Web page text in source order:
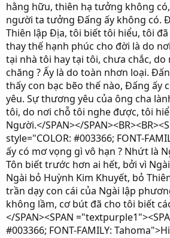
hằng hữu, thiên hạ tưởng không
người ta tưởng Ðấng ấy không có.
Thiên lập Ðịa, tôi biết tôi hiểu, tôi
thay thế hạnh phúc cho đời là do
tại nhà tôi hay tại tôi, chưa chắc, do
chăng ? Ấy là do toàn nhơn loại.
thấy con bạc bẽo thế nào, Ðấng ấy
yêu. Sự thương yêu của ông cha
tôi, do nơi chỗ tôi nghe được, tôi
Người.</SPAN></
style="COLOR: #003366; FONT-
ấy có mơ vọng gì vô hạn ? Nhứt là
Tôn biết trước hơn ai hết, bởi vì
Ngài bỏ Huỳnh Kim Khuyết, bỏ
trần dạy con cái của Ngài lập
không lầm, cơ bút đã cho tôi biết
</SPAN><SPAN
#003366; FONT-FAMILY: